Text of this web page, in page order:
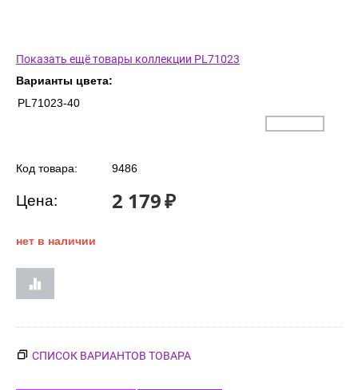
Показать ещё товары коллекции PL71023
Варианты цвета:
PL71023-40
Код товара: 9486
Цена: 2 179₽
нет в наличии
СПИСОК ВАРИАНТОВ ТОВАРА